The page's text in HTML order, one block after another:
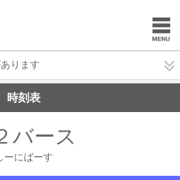
ります
時刻表
バース
ーにばーす